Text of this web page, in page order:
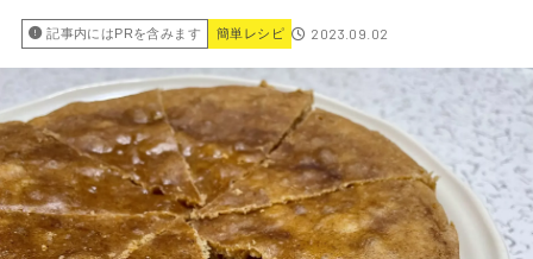
記事内にはPRを含みます 簡単レシピ 2023.09.02